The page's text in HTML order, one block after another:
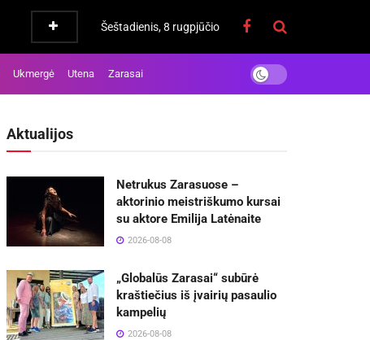
Šeštadienis, 8 rugpjūčio
Ukmergė Utena Zarasai
Aktualijos
Netrukus Zarasuose –
aktorinio meistriškumo kursai
su aktore Emilija Latėnaite
2026-08-08
„Globalūs Zarasai“ subūrė
kraštiečius iš įvairių pasaulio
kampelių
2026-08-08